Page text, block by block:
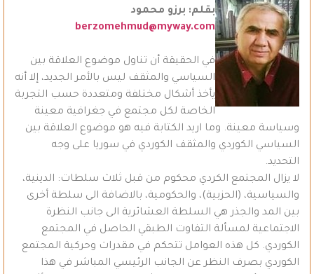
بقلم: برزو محمود
berzomehmud@myway.com
في الحقيقة أن تناول موضوع العلاقة بين
السياسي والمثقف ليس بالأمر الجديد، إلا أنه
يأخذ أشكال مختلفة ومتعددة حسب التجربة
الخاصة لكل مجتمع في جغرافية معينة
وسياسة معينة. وما اريد الكتابة فيه هو موضوع العلاقة بين
السياسي الكوردي والمثقف الكوردي في سوريا على وجه
التحديد.
لا يزال المجتمع الكردي محكوم من قبل ثلاث سلطات: الدينية،
والسياسية، (الحزبية)، والحكومية، بالاضافة الى سلطة أخرى
بين المد والجذر هي السلطة العشائرية الى جانب النظرة
الاجتماعية لمسألة التفاوت الطبقي الحاصل في المجتمع
الكوردي. كل هذه العوامل تتحكم في مقدرات وحركية المجتمع
الكوردي بصرف النظر عن الجانب الرئيسي المباشر في هذا